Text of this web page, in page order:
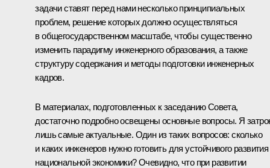
задачи ставят перед нами несколько принципиальных
проблем, решение которых должно осуществляться
в общегосударственном масштабе, чтобы существенно
изменить парадигму инженерного образования, а также
структуру содержания и методы подготовки инженерных
кадров.
В материалах, подготовленных к заседанию Совета,
достаточно подробно освещены основные вопросы. Я
лишь самые актуальные. Один из таких вопросов: сколько
и каких инженеров нужно готовить для устойчивого развития
национальной экономики? Очевидно, что при развитии